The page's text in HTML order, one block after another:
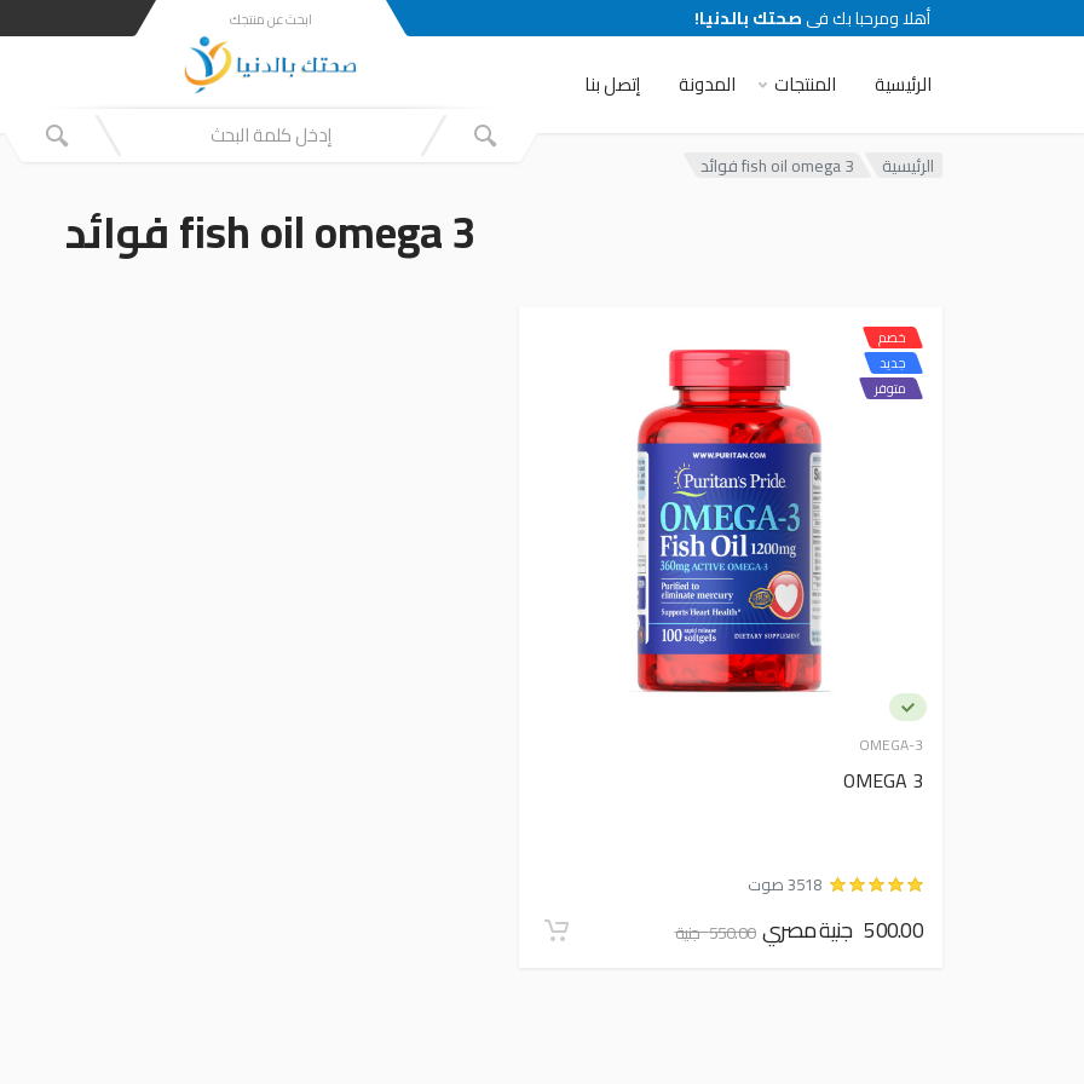
أهلا ومرحبا بك فىصحتك بالدنيا!
الرئيسية المنتجات المدونة إتصل بنا
ابحث عن منتجك
الرئيسية fish oil omega 3 فوائد
fish oil omega 3 فوائد
OMEGA-3
خصم
جديد
متوفر
OMEGA 3
3518 صوت
500.00 جنية مصري 550.00 جنية